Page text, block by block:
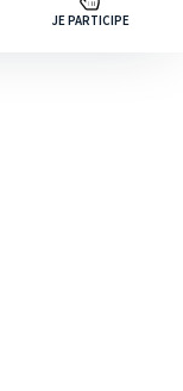
JE PARTICIPE